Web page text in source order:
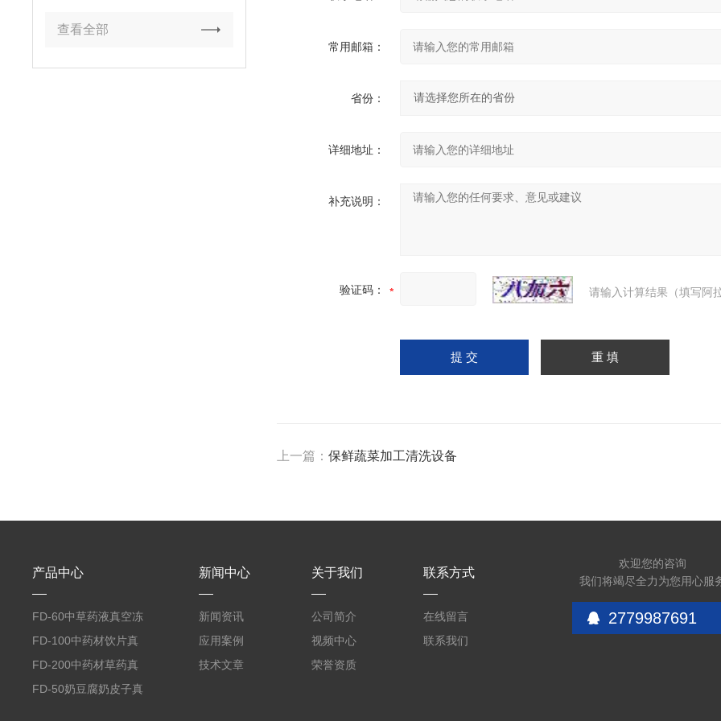
查看全部
常用邮箱：
省份：
详细地址：
补充说明：
验证码： 请输入计算结果（填写阿
上一篇： 保鲜蔬菜加工清洗设备
产品中心
FD-60中草药液真空冻
干机
FD-100中药材饮片真
空冻干机
FD-200中药材草药真
空冻干机
FD-50奶豆腐奶皮子真
新闻中心
新闻资讯
应用案例
技术文章
关于我们
公司简介
视频中心
荣誉资质
联系方式
在线留言
联系我们
欢迎您的咨询
我们将竭尽全力为您用心服
2779987691